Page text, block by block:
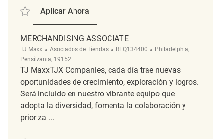
Salvar Merchandising Associate REQ127897
Aplicar Ahora
Merchandising Associate
MERCHANDISING ASSOCIATE
TJ Maxx Categoría
Asociados de Tiendas ReqId
REQ134400 Ubicación
Philadelphia,
Pensilvania, 19152
TJ MaxxTJX Companies, cada día trae nuevas
oportunidades de crecimiento, exploración y logros.
Será incluido en nuestro vibrante equipo que
adopta la diversidad, fomenta la colaboración y
prioriza ...